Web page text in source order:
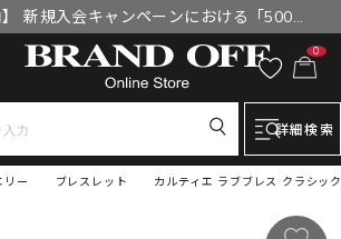
】 新規入会キャンペーンにおける「500円
ーポン」付与漏れと補填について
0
詳細検索
カルティエ ラブブレス クラシッ
リー ブレスレット